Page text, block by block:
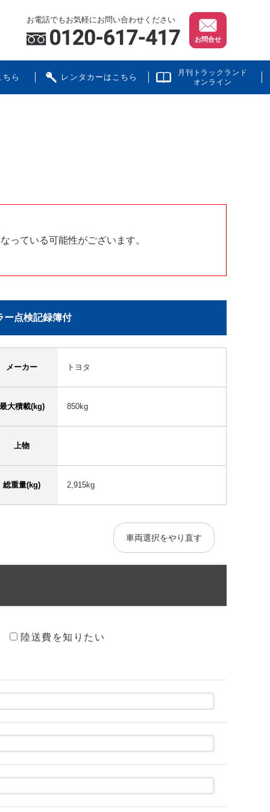
お電話でもお気軽にお問い合わせください
お問合せ
ら レンタカーはこちら
月刊トラックランド
オンライン
っている可能性がございます。
ー点検記録簿付
メーカー トヨタ
大積載(kg) 850kg
上物
総重量(kg) 2,915kg
車両選択をやり直す
陸送費を知りたい